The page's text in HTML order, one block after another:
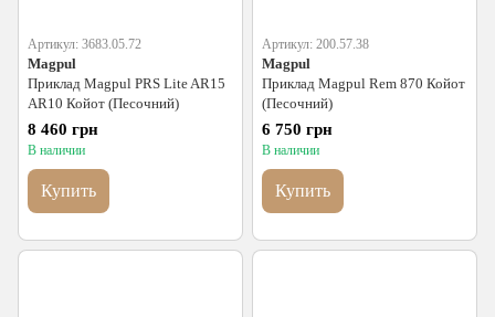
Артикул: 3683.05.72
Magpul
Приклад Magpul PRS Lite AR15
AR10 Койот (Песочний)
8 460 грн
В наличии
Купить
Артикул: 200.57.38
Magpul
Приклад Magpul Rem 870 Койот
(Песочний)
6 750 грн
В наличии
Купить